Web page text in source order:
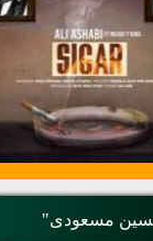
مسعودی"